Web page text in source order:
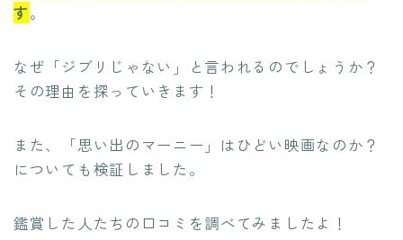
す。
なぜ「ジブリじゃない」と言われるのでしょうか？
その理由を探っていきます！
また、「思い出のマーニー」はひどい映画なのか？
についても検証しました。
鑑賞した人たちの口コミを調べてみましたよ！